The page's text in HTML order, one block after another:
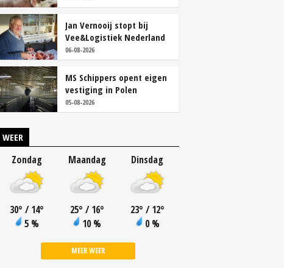
Jan Vernooij stopt bij
Vee&Logistiek Nederland
06-08-2026
MS Schippers opent eigen
vestiging in Polen
05-08-2026
WEER
Zondag
30° / 14°
5 %
Maandag
25° / 16°
10 %
Dinsdag
23° / 12°
0 %
MEER WEER